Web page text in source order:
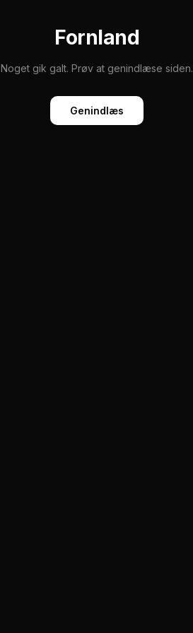
Fornland
Noget gik galt. Prøv at genindlæse siden.
Genindlæs